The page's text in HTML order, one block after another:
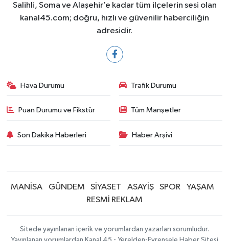
Salihli, Soma ve Alaşehir’e kadar tüm ilçelerin sesi olan
kanal45.com; doğru, hızlı ve güvenilir haberciliğin
adresidir.
Hava Durumu Trafik Durumu
Puan Durumu ve Fikstür Tüm Manşetler
Son Dakika Haberleri Haber Arşivi
MANİSA GÜNDEM SİYASET ASAYİŞ SPOR
YAŞAM
RESMİ REKLAM
Sitede yayınlanan içerik ve yorumlardan yazarları sorumludur.